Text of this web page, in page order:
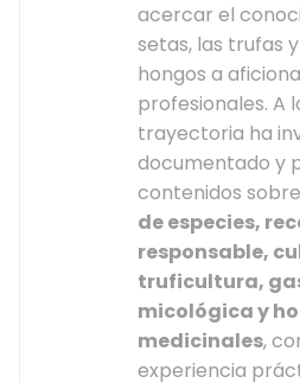
acercar el
setas, las trufas
hongos a
profesionales. A
trayectoria ha
documentado y
contenidos sobre
de especies,
responsable,
truficultura,
micológica y
medicinales,
experiencia